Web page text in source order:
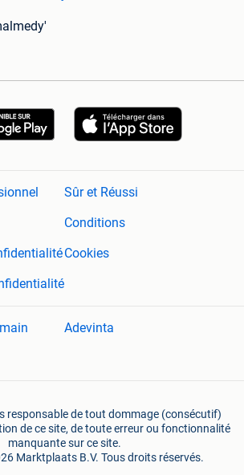
Sûr et Réussi
Conditions
Cookies
Adevinta
responsable de tout dommage (consécutif)
de ce site, de toute erreur ou fonctionnalité
manquante sur ce site.
Marktplaats B.V. Tous droits réservés.